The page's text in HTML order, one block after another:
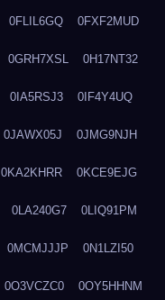
0FLIL6GQ 0FXF2MUD
0GRH7XSL 0H17NT32
0IA5RSJ3 0IF4Y4UQ
0JAWX05J 0JMG9NJH
0KA2KHRR 0KCE9EJG
0LA240G7 0LIQ91PM
0MCMJJJP 0N1LZI50
0O3VCZC0 0OY5HHNM